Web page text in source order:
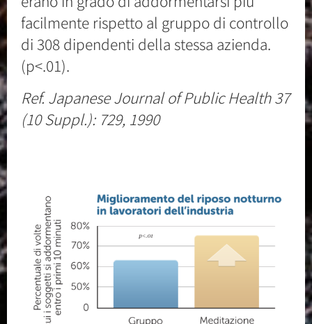
facilmente rispetto al gruppo di controllo
di 308 dipendenti della stessa azienda.
(p<.01).
Ref. Japanese Journal of Public Health 37
(10 Suppl.): 729, 1990